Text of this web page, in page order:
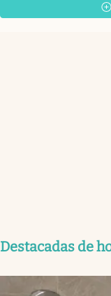
Destacadas de